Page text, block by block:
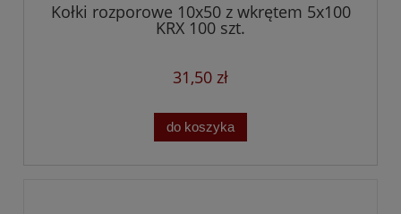
Kołki rozporowe 10x50 z wkrętem 5x100
KRX 100 szt.
31,50 zł
do koszyka